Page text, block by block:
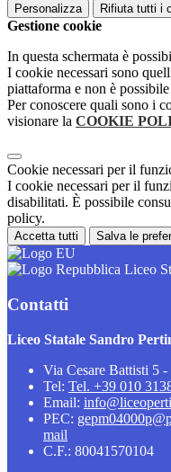
Personalizza Rifiuta tutti i
Gestione cookie
In questa schermata è
I cookie necessari sono
piattaforma e non è
Per conoscere quali sono i
visionare la COOKIE
Cookie necessari per il
I cookie necessari per il
disabilitati. È possibile
policy.
Accetta tutti Salva le
Liceo
Contatti
Liceo Statale Sandro
Via Cesare Battisti 5
Tel: Tel. +39 010
Email:
PEC:
mail
C.F.: 80041570104